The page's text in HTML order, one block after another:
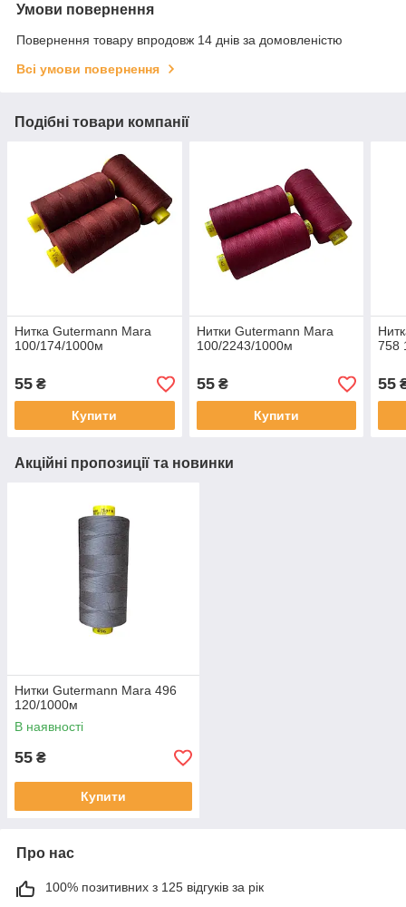
Умови повернення
Повернення товару впродовж 14 днів за домовленістю
Всі умови повернення
Подібні товари компанії
Нитка Gutermann Mara
100/174/1000м
55 ₴
Купити
Нитки Gutermann Mara
100/2243/1000м
55₴
Купити
758
55
Акційні пропозиції та новинки
Нитки Gutermann Mara 496
120/1000м
В наявності
55 ₴
Купити
Про нас
100% позитивних з 125 відгуків за рік